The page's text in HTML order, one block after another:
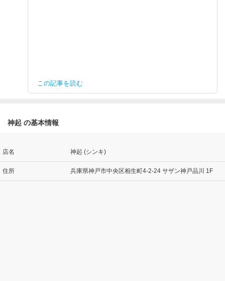
この記事を読む
神起 の基本情報
店名 神起 (シンキ)
住所 兵庫県神戸市中央区相生町4-2-24 サザン神戸品川 1F